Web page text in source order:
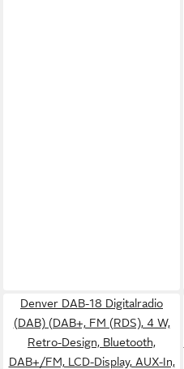
Denver DAB-18 Digitalradio
(DAB) (DAB+, FM (RDS), 4 W,
Retro-Design, Bluetooth,
DAB+/FM, LCD-Display, AUX-In,